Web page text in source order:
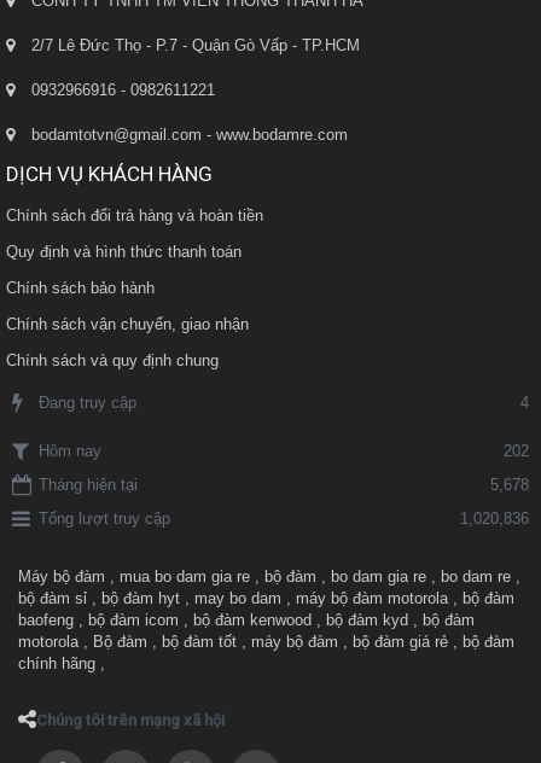
2/7 Lê Đức Thọ - P.7 - Quận Gò Vấp - TP.HCM
0932966916 - 0982611221
bodamtotvn@gmail.com - www.bodamre.com
DỊCH VỤ KHÁCH HÀNG
Chính sách đổi trả hàng và hoàn tiền
Quy định và hình thức thanh toán
Chính sách bảo hành
Chính sách vận chuyển, giao nhận
Chính sách và quy định chung
Đang truy cập 4
Hôm nay
202
Tháng hiện tại
5,678
Tổng lượt truy cập
1,020,836
Máy bộ đàm , mua bo dam gia re , bộ đàm , bo dam gia re , bo dam re ,
bộ đàm sỉ , bộ đàm hyt , may bo dam , máy bộ đàm motorola, bộ đàm
baofeng , bộ đàm icom , bộ đàm kenwood , bộ đàm kyd , bộ đàm
motorola, Bộ đàm , bộ đàm tốt , máy bộ đàm , bộ đàm giá rẻ , bộ đàm
chính hãng ,
Chúng tôi trên mạng xã hội